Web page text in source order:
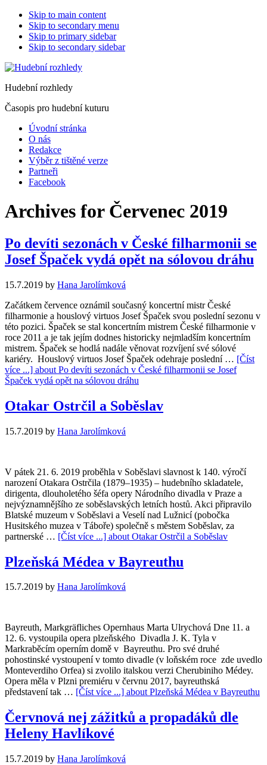
Skip to main content
Skip to secondary menu
Skip to primary sidebar
Skip to secondary sidebar
Hudební rozhledy
Časopis pro hudební kuturu
Úvodní stránka
O nás
Redakce
Výběr z tištěné verze
Partneři
Facebook
Archives for Červenec 2019
Po devíti sezonách v České filharmonii se
Josef Špaček vydá opět na sólovou dráhu
15.7.2019 by Hana Jarolímková
Začátkem července oznámil současný koncertní mistr České
filharmonie a houslový virtuos Josef Špaček svou poslední sezonu v
této pozici. Špaček se stal koncertním mistrem České filharmonie v
roce 2011 a je tak jejím dodnes historicky nejmladším koncertním
mistrem. Špaček se hodlá nadále věnovat rozvíjení své sólové
kariéry. Houslový virtuos Josef Špaček odehraje poslední … [Číst
více ...] about Po devíti sezonách v České filharmonii se Josef
Špaček vydá opět na sólovou dráhu
Otakar Ostrčil a Soběslav
15.7.2019 by Hana Jarolímková
V pátek 21. 6. 2019 proběhla v Soběslavi slavnost k 140. výročí
narození Otakara Ostrčila (1879–1935) – hudebního skladatele,
dirigenta, dlouholetého šéfa opery Národního divadla v Praze a
nejvýznamnějšího ze soběslavských letních hostů. Akci připravilo
Blatské muzeum v Soběslavi a Veselí nad Lužnicí (pobočka
Husitského muzea v Táboře) společně s městem Soběslav, za
partnerské … [Číst více ...] about Otakar Ostrčil a Soběslav
Plzeňská Médea v Bayreuthu
15.7.2019 by Hana Jarolímková
Bayreuth, Markgräfliches Opernhaus Marta Ulrychová Dne 11. a
12. 6. vystoupila opera plzeňského Divadla J. K. Tyla v
Markraběcím operním domě v Bayreuthu. Pro své druhé
pohostinské vystoupení v tomto divadle (v loňském roce zde uvedlo
Monteverdiho Orfea) si zvolilo italskou verzi Cherubiniho Médey.
Opera měla v Plzni premiéru v červnu 2017, bayreuthská
představení tak … [Číst více ...] about Plzeňská Médea v Bayreuthu
Červnová nej zážitků a propadáků dle
Heleny Havlíkové
15.7.2019 by Hana Jarolímková